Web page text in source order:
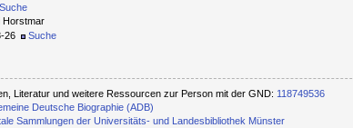
Suche
Horstmar
26
Suche
Literatur und weitere Ressourcen zur Person mit der GND: 118749536
Deutsche Biographie (ADB)
Sammlungen der Universitäts- und Landesbibliothek Münster